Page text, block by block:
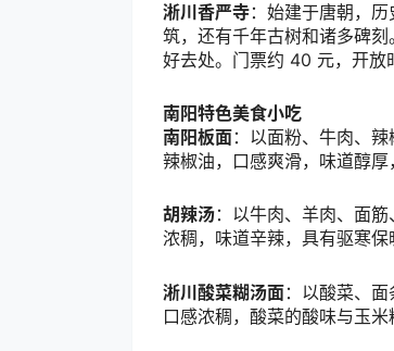
淅川香严寺：始建于唐朝，
筑，还有千年古树和诸多碑
好去处。门票约 40 元，开放
南阳特色美食小吃
南阳板面：以面粉、牛肉、
辣椒油，口感爽滑，味道醇厚
胡辣汤：以牛肉、羊肉、面
浓稠，味道辛辣，具有驱寒保
淅川酸菜糊汤面：以酸菜、
口感浓稠，酸菜的酸味与玉